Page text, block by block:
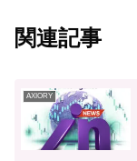
関連記事
AXIORY